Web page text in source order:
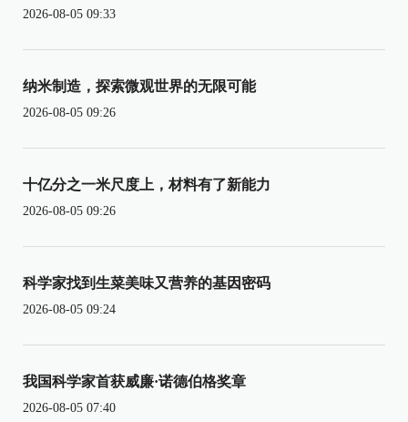
2026-08-05 09:33
纳米制造，探索微观世界的无限可能
2026-08-05 09:26
十亿分之一米尺度上，材料有了新能力
2026-08-05 09:26
科学家找到生菜美味又营养的基因密码
2026-08-05 09:24
我国科学家首获威廉·诺德伯格奖章
2026-08-05 07:40